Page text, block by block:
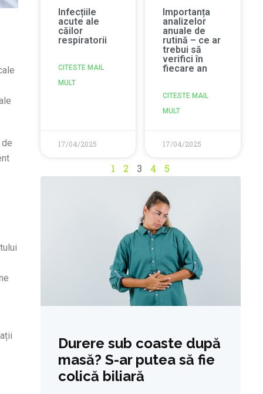
Infecțiile
acute ale
căilor
respiratorii
CITESTE MAIL
MULT
17/04/2025
Importanța
analizelor
anuale de
rutină – ce ar
trebui să
verifici în
fiecare an
CITESTE MAIL
MULT
17/04/2025
1 2 3 4 5
Durere sub coaste după
masă? S-ar putea să fie
colică biliară